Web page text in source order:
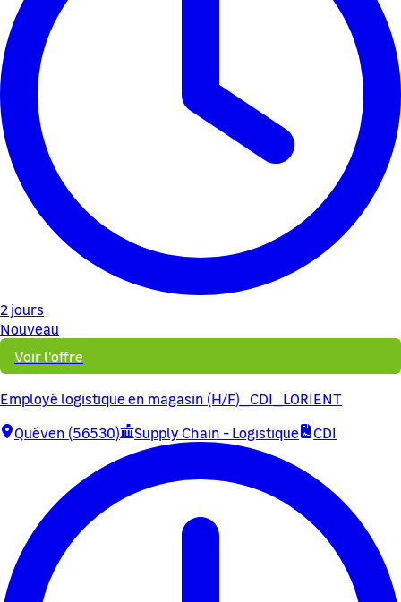
2 jours
Nouveau
Voir l'offre
Employé logistique en magasin (H/F)_CDI_LORIENT
Quéven (56530)
Supply Chain - Logistique CDI